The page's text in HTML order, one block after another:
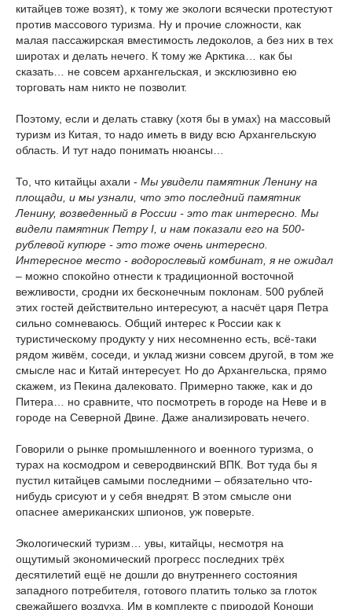
китайцев тоже возят), к тому же экологи всячески протестуют
против массового туризма. Ну и прочие сложности, как
малая пассажирская вместимость ледоколов, а без них в тех
широтах и делать нечего. К тому же Арктика… как бы
сказать… не совсем архангельская, и эксклюзивно ею
торговать нам никто не позволит.
Поэтому, если и делать ставку (хотя бы в умах) на массовый
туризм из Китая, то надо иметь в виду всю Архангельскую
область. И тут надо понимать нюансы…
То, что китайцы ахали - Мы увидели памятник Ленину на
площади, и мы узнали, что это последний памятник
Ленину, возведенный в России - это так интересно. Мы
видели памятник Петру I, и нам показали его на 500-
рублевой купюре - это тоже очень интересно.
Интересное место - водорослевый комбинат, я не ожидал
– можно спокойно отнести к традиционной восточной
вежливости, сродни их бесконечным поклонам. 500 рублей
этих гостей действительно интересуют, а насчёт царя Петра
сильно сомневаюсь. Общий интерес к России как к
туристическому продукту у них несомненно есть, всё-таки
рядом живём, соседи, и уклад жизни совсем другой, в том же
смысле нас и Китай интересует. Но до Архангельска, прямо
скажем, из Пекина далековато. Примерно также, как и до
Питера… но сравните, что посмотреть в городе на Неве и в
городе на Северной Двине. Даже анализировать нечего.
Говорили о рынке промышленного и военного туризма, о
турах на космодром и северодвинский ВПК. Вот туда бы я
пустил китайцев самыми последними – обязательно что-
нибудь срисуют и у себя внедрят. В этом смысле они
опаснее американских шпионов, уж поверьте.
Экологический туризм… увы, китайцы, несмотря на
ощутимый экономический прогресс последних трёх
десятилетий ещё не дошли до внутреннего состояния
западного потребителя, готового платить только за глоток
свежайшего воздуха. Им в комплекте с природой Коноши